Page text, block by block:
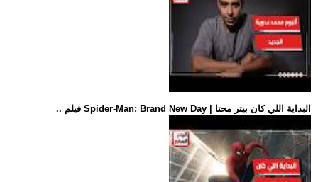
.. فيلم Spider-Man: Brand New Day | البداية اللي كان بيتر محتا